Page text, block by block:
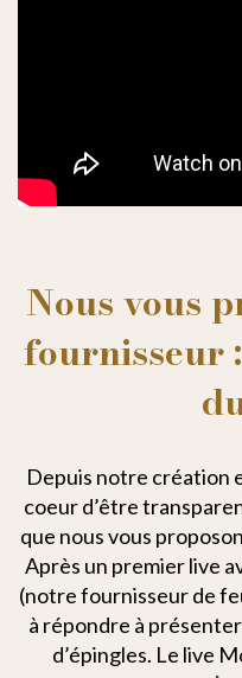
Nous vous
fournisseur
Depuis notre création
coeur d’être
que nous vous
Après un premier live
(notre fournisseur de
à répondre à
d’épingles. Le live